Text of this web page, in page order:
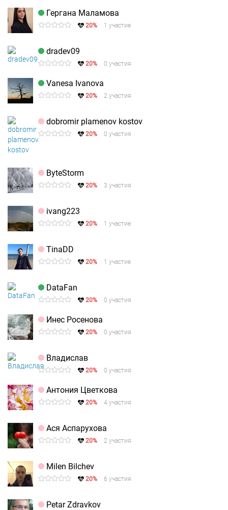
Гергана Маламова
20% 1 участие
dradev09
20% 0 участия
Vanesa Ivanova
20% 2 участия
dobromir plamenov kostov
20% 0 участия
ByteStorm
20% 3 участия
ivang223
20% 1 участие
TinaDD
20% 1 участие
DataFan
20% 0 участия
Инес Росенова
20% 0 участия
Владислав
20% 0 участия
Антония Цветкова
20% 4 участия
Ася Аспарухова
20% 2 участия
Milen Bilchev
20% 6 участия
Petar Zdravkov